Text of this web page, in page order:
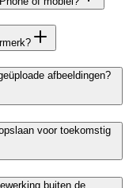
afbeeldingen?
voor toekomstig
buiten de